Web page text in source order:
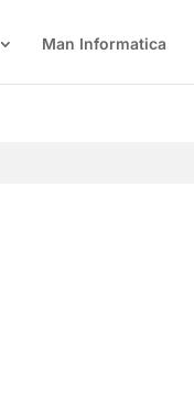
Man Informatica